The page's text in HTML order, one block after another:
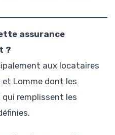
assurance
?
aux locataires
et Lomme dont les
remplissent les